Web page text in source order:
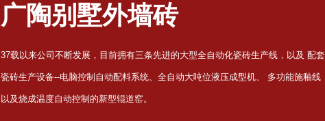
广陶别墅外墙砖
37载以来公司不断发展，目前拥有三条先进的大型全自动化瓷砖生产线，以及 配套
瓷砖生产设备--电脑控制自动配料系统、全自动大吨位液压成型机、 多功能施釉线
以及烧成温度自动控制的新型辊道窑。